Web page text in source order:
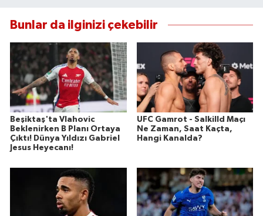
Bunlar da ilginizi çekebilir
Beşiktaş'ta Vlahovic
Beklenirken B Planı Ortaya
Çıktı! Dünya Yıldızı Gabriel
Jesus Heyecanı!
UFC Gamrot - Salkilld Maçı
Ne Zaman, Saat Kaçta,
Hangi Kanalda?